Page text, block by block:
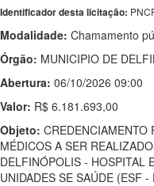
Identificador desta licitação:
Modalidade: Chamamento
Órgão: MUNICIPIO DE
Abertura: 06/10/2026 09:00
Valor: R$ 6.181.693,00
Objeto: CREDENCIAMENTO
MÉDICOS A SER
DELFINÓPOLIS - HOSPITAL
UNIDADES SE SAÚDE (ESF